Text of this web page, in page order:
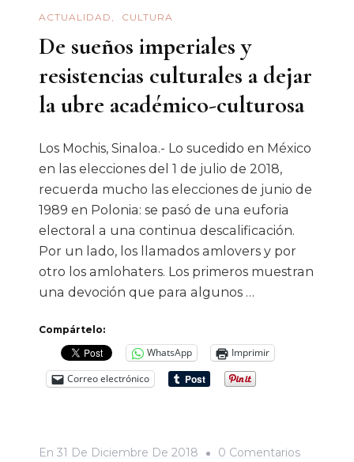
ACTUALIDAD CULTURA
De sueños imperiales y
resistencias culturales a dejar
la ubre académico-culturosa
Los Mochis, Sinaloa.- Lo sucedido en México
en las elecciones del 1 de julio de 2018,
recuerda mucho las elecciones de junio de
1989 en Polonia: se pasó de una euforia
electoral a una continua descalificación.
Por un lado, los llamados amlovers y por
otro los amlohaters. Los primeros muestran
una devoción que para algunos …
Compártelo:
WhatsApp
Imprimir
Correo electrónico
En 31 De Diciembre De 2018 0 ComentariosEn